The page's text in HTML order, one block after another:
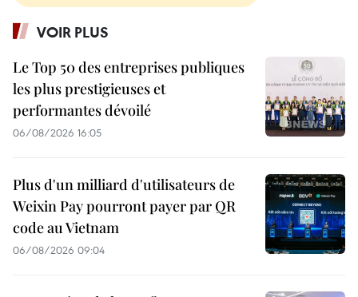
VOIR PLUS
Le Top 50 des entreprises publiques
les plus prestigieuses et
performantes dévoilé
06/08/2026 16:05
Plus d'un milliard d'utilisateurs de
Weixin Pay pourront payer par QR
code au Vietnam
06/08/2026 09:04